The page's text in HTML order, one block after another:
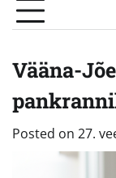
Vääna-
Posted on 27.